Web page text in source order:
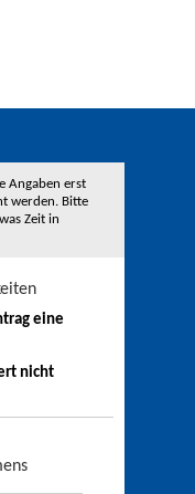
Angaben erst
werden. Bitte
Zeit in
eine
nicht